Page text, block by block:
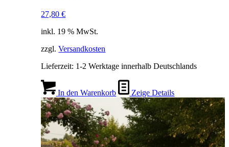
27,80€
inkl. 19 % MwSt.
zzgl.Versandkosten
Lieferzeit: 1-2 Werktage innerhalb Deutschlands
In den Warenkorb Zeige Details